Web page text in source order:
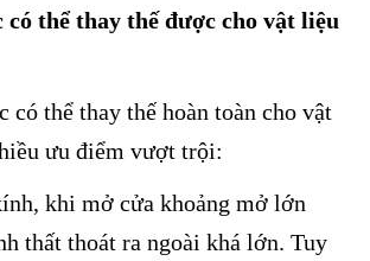
có thể thay thế được cho vật liệu
có thể thay thế hoàn toàn cho vật
ưu điểm vượt trội:
khi mở cửa khoảng mở lớn
thất thoát ra ngoài khá lớn. Tuy